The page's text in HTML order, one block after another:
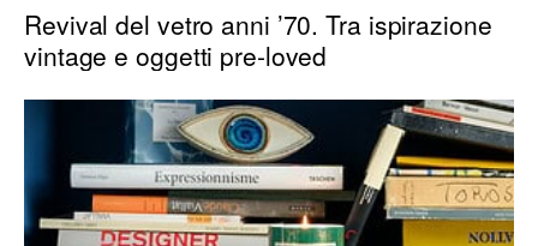
Revival del vetro anni ’70. Tra ispirazione
vintage e oggetti pre-loved